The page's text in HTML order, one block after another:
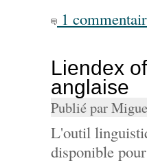
1
Liendex
anglaise
Publié par
L'outil
disponible